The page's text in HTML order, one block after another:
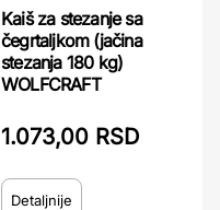
Kaiš za stezanje sa
čegrtaljkom (jačina
stezanja 180 kg)
WOLFCRAFT
1.073,00 RSD
Detaljnije